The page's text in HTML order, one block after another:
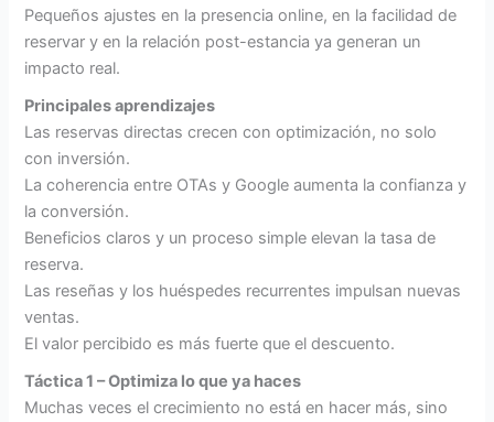
Pequeños ajustes en la presencia online, en la facilidad de
reservar y en la relación post-estancia ya generan un
impacto real.
Principales aprendizajes
Las reservas directas crecen con optimización, no solo
con inversión.
La coherencia entre OTAs y Google aumenta la confianza y
la conversión.
Beneficios claros y un proceso simple elevan la tasa de
reserva.
Las reseñas y los huéspedes recurrentes impulsan nuevas
ventas.
El valor percibido es más fuerte que el descuento.
Táctica 1 – Optimiza lo que ya haces
Muchas veces el crecimiento no está en hacer más, sino